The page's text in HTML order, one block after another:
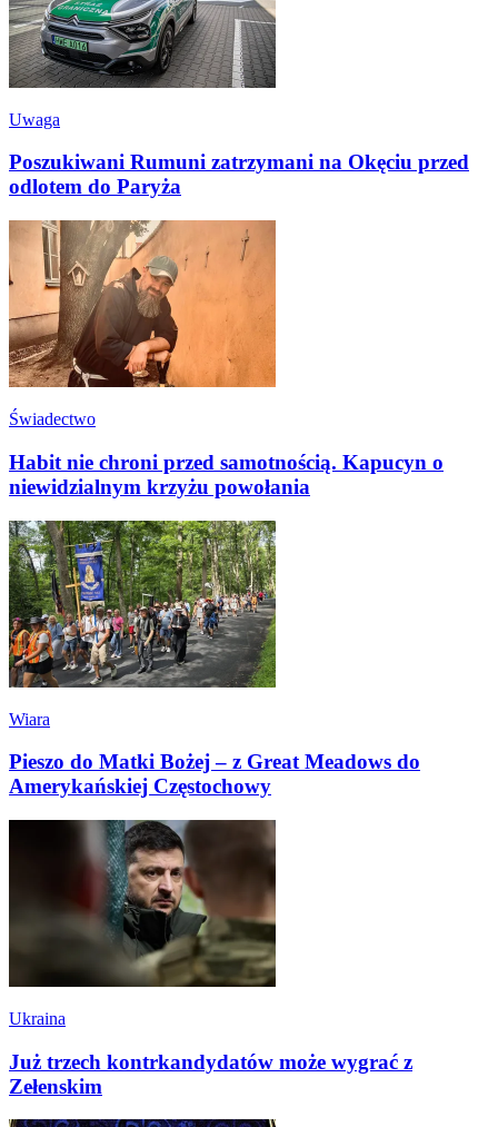
Uwaga
Poszukiwani Rumuni zatrzymani na Okęciu przed
odlotem do Paryża
Świadectwo
Habit nie chroni przed samotnością. Kapucyn o
niewidzialnym krzyżu powołania
Wiara
Pieszo do Matki Bożej – z Great Meadows do
Amerykańskiej Częstochowy
Ukraina
Już trzech kontrkandydatów może wygrać z
Zełenskim